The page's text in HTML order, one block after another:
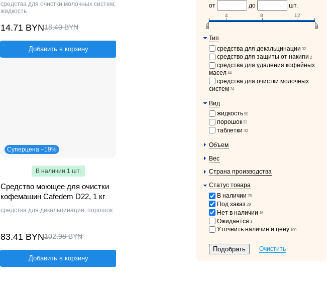
средства для очистки молочных систем;
жидкость
14.71 BYN18.40 BYN
Добавить в корзину
Суперцена −19%
В наличии 1 шт.
Средство моющее для очистки
кофемашин Cafedem D22, 1 кг
средства для декальцинации; порошок
83.41 BYN102.98 BYN
Добавить в корзину
от
до шт.
4 8 12
Тип
средства для декальцинации 32
средство для защиты от накипи 2
средства для удаления кофейных
масел 44
средства для очистки молочных
систем 24
Вид
жидкость 50
порошок 32
таблетки 40
Объем
Вес
Страна производства
Статус товара
В наличии 76
Под заказ 29
Нет в наличии 16
Ожидается 1
Уточнить наличие и цену 100
Очистить